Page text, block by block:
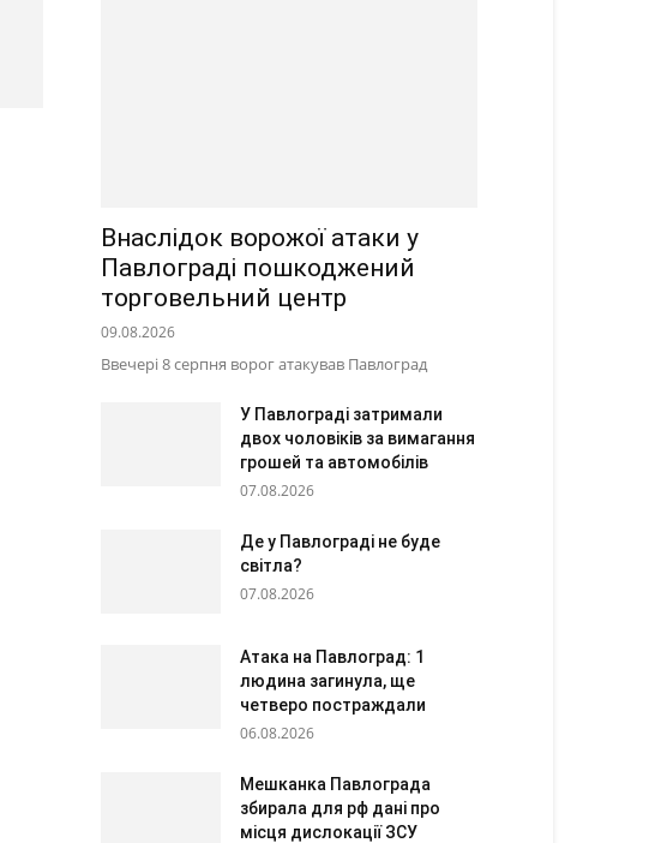
Внаслідок ворожої атаки у
Павлограді пошкоджений
торговельний центр
09.08.2026
Ввечері 8 серпня ворог атакував Павлоград
У Павлограді затримали
двох чоловіків за вимагання
грошей та автомобілів
07.08.2026
Де у Павлограді не буде
світла?
07.08.2026
Атака на Павлоград: 1
людина загинула, ще
четверо постраждали
06.08.2026
Мешканка Павлограда
збирала для рф дані про
місця дислокації ЗСУ